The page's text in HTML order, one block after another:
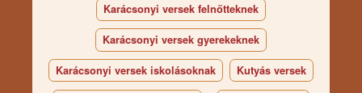
Karácsonyi versek felnőtteknek
Karácsonyi versek gyerekeknek
Karácsonyi versek iskolásoknak Kutyás versek